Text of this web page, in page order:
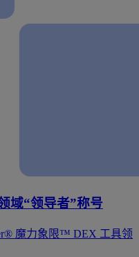
域“领导者”称号
魔力象限™ DEX 工具领